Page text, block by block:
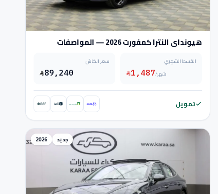
هيونداي النترا كمفورت 2026 — المواصفات
والسعر
القسط الشهري
1,487 /شهر
سعر الكاش
89,240
تمويل
جديد 2026